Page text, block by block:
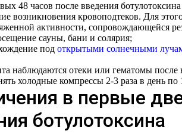
48 часов после введения
возникновения кровоподтеков. Для
активности, сопровождающейся
сауны, бани и солярия;
под открытыми солнечными
наблюдаются отеки или гематомы
холодные компрессы 2-3 раза в день по
в первые
ботулотоксина